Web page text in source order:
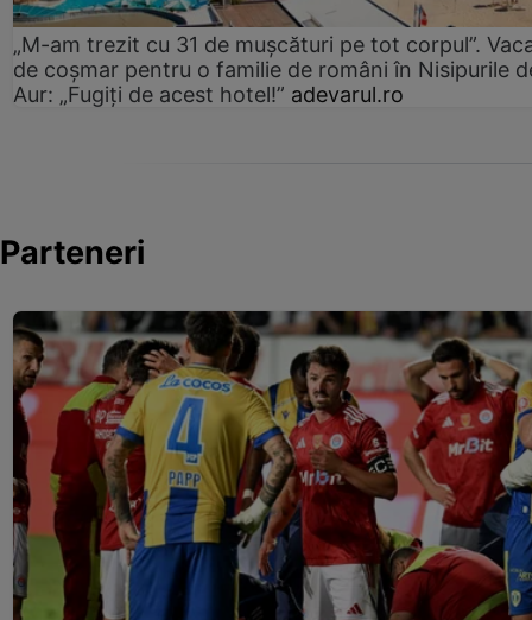
„M-am trezit cu 31 de mușcături pe tot corpul”.
de coșmar pentru o familie de români în Nisipurile
Aur: „Fugiți de acest hotel!” adevarul.ro
Parteneri